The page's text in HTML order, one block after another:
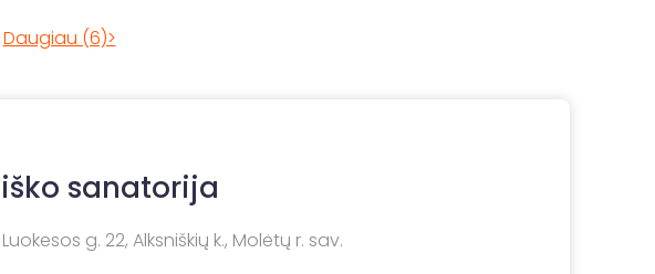
Daugiau (6)>
sanatorija
Luokesos g. 22, Alksniškių k., Molėtų r. sav.